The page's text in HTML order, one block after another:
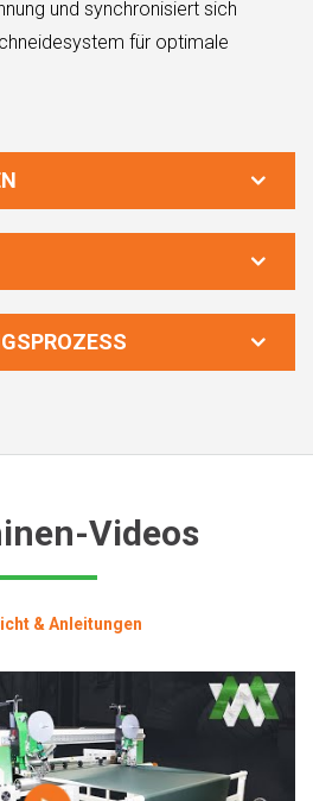
und synchronisiert sich
für optimale
Videos
& Anleitungen